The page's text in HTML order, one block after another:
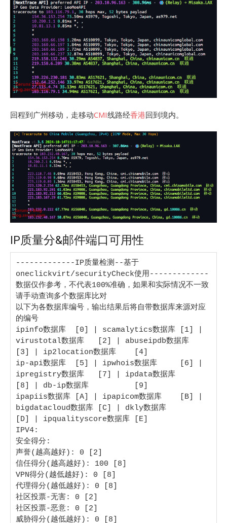
回程到广州移动，走移动CMI线路经香港回到境内。
IP质量分&邮件端口可用性
-------------IP质量检测--基于
oneclickvirt/securityCheck使用-------------
数据仅作参考，不代表100%准确，如果和实际情况不一致
请手动查询多个数据库比对
以下为各数据库编号，输出结果后将自带数据库来源对应
的编号
ipinfo数据库  [0] | scamalytics数据库 [1] |
virustotal数据库   [2] | abuseipdb数据库
[3] | ip2location数据库    [4]
ip-api数据库  [5] | ipwhois数据库     [6] |
ipregistry数据库   [7] | ipdata数据库
[8] | db-ip数据库          [9]
ipapiis数据库 [A] | ipapicom数据库    [B] |
bigdatacloud数据库 [C] | dkly数据库
[D] | ipqualityscore数据库 [E]
IPV4:
安全得分:
声誉(越高越好): 0 [2]
信任得分(越高越好): 100 [8]
VPN得分(越低越好): 0 [8]
代理得分(越低越好): 0 [8]
社区投票-无害: 0 [2]
社区投票-恶意: 0 [2]
威胁得分(越低越好): 0 [8]